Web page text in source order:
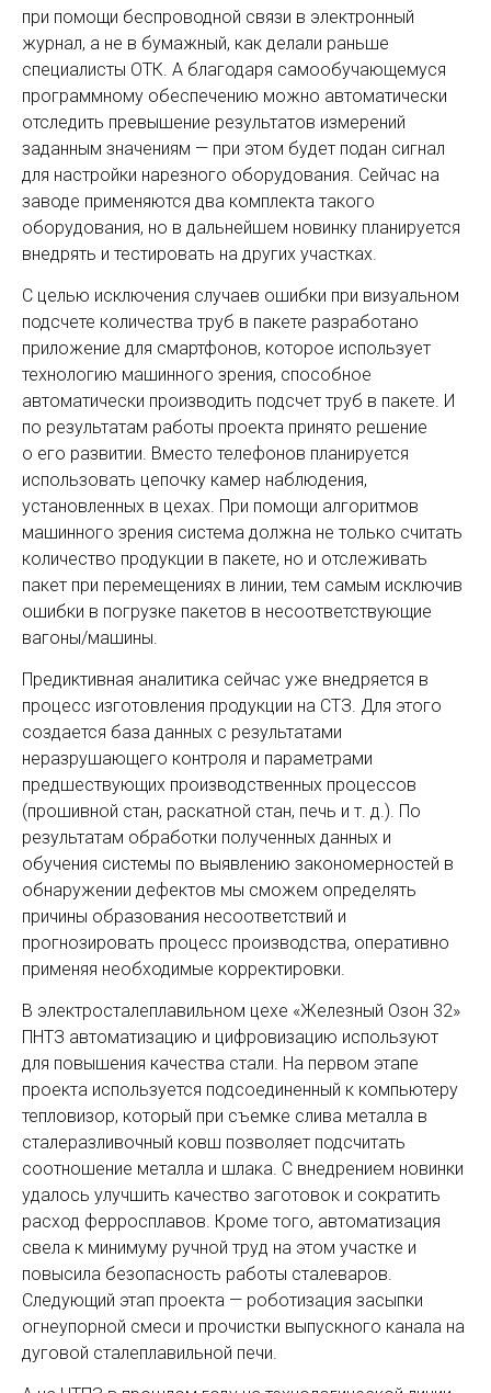
при помощи беспроводной связи в электронный
журнал, а не в бумажный, как делали раньше
специалисты ОТК. А благодаря самообучающемуся
программному обеспечению можно автоматически
отследить превышение результатов измерений
заданным значениям — при этом будет подан сигнал
для настройки нарезного оборудования. Сейчас на
заводе применяются два комплекта такого
оборудования, но в дальнейшем новинку планируется
внедрять и тестировать на других участках.
С целью исключения случаев ошибки при визуальном
подсчете количества труб в пакете разработано
приложение для смартфонов, которое использует
технологию машинного зрения, способное
автоматически производить подсчет труб в пакете. И
по результатам работы проек­та принято решение
о его развитии. Вместо телефонов планируется
использовать цепочку камер наблюдения,
установленных в цехах. При помощи алгоритмов
машинного зрения система должна не только считать
количество продукции в пакете, но и отслеживать
пакет при перемещениях в линии, тем самым исключив
ошибки в погрузке пакетов в несоответствующие
вагоны/машины.
Предиктивная аналитика сейчас уже внедряется в
процесс изготовления продукции на СТЗ. Для этого
создается база данных с результатами
неразрушающего контроля и параметрами
предшествующих производственных процессов
(прошивной стан, раскатной стан, печь и т. д.). По
результатам обработки полученных данных и
обучения системы по выявлению закономерностей в
обнаружении дефектов мы сможем определять
причины образования несоответствий и
прогнозировать процесс производства, оперативно
применяя необходимые корректировки.
В электросталеплавильном цехе «Железный Озон 32»
ПНТЗ автоматизацию и цифровизацию используют
для повышения качества стали. На первом этапе
проекта используется подсоединенный к компьютеру
тепловизор, который при съемке слива металла в
сталеразливочный ковш позволяет подсчитать
соотношение металла и шлака. С внедрением новинки
удалось улучшить качество заготовок и сократить
расход ферросплавов. Кроме того, автоматизация
свела к минимуму ручной труд на этом участке и
повысила безопасность работы сталеваров.
Следующий этап проекта — роботизация засыпки
огнеупорной смеси и прочистки выпускного канала на
дуговой сталеплавильной печи.